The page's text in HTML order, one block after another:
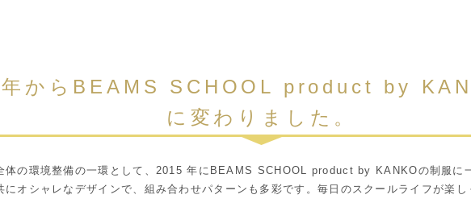
からBEAMS SCHOOL product by
に変わりました。
体の環境整備の一環として、2015 年にBEAMS SCHOOL product by KANKOの制服に
にオシャレなデザインで、組み合わせパターンも多彩です。毎日のスクールライフが楽し